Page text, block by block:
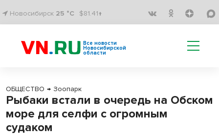
Новосибирск 25 °C $81.41↑
Все новости
Новосибирской
области
ОБЩЕСТВО → Зоопарк
Рыбаки встали в очередь на Обском
море для селфи с огромным
судаком